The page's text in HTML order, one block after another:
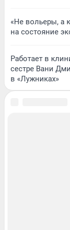
«Не вольеры, а
на состояние
Работает в
сестре Вани
в «Лужниках»